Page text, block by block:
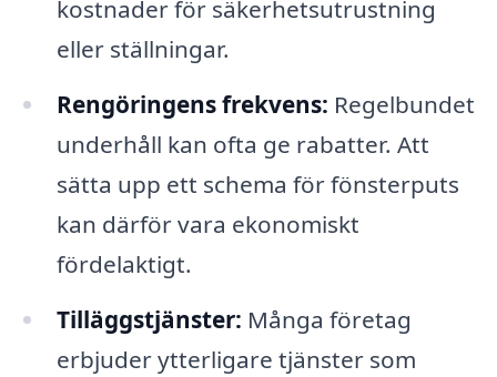
kostnader för säkerhetsutrustning
eller ställningar.
Rengöringens frekvens: Regelbundet
underhåll kan ofta ge rabatter. Att
sätta upp ett schema för fönsterputs
kan därför vara ekonomiskt
fördelaktigt.
Tilläggstjänster: Många företag
erbjuder ytterligare tjänster som